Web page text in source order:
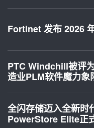
Fortinet 发布 2026
PTC Windchill被评
造业PLM软件魔力
全闪存储迈入全新时
PowerStore Elite正